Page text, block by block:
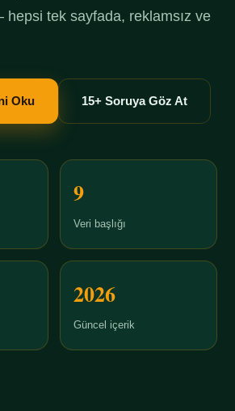
tek sayfada, reklamsız ve
Oku 15+ Soruya Göz At
9
Veri başlığı
2026
Güncel içerik